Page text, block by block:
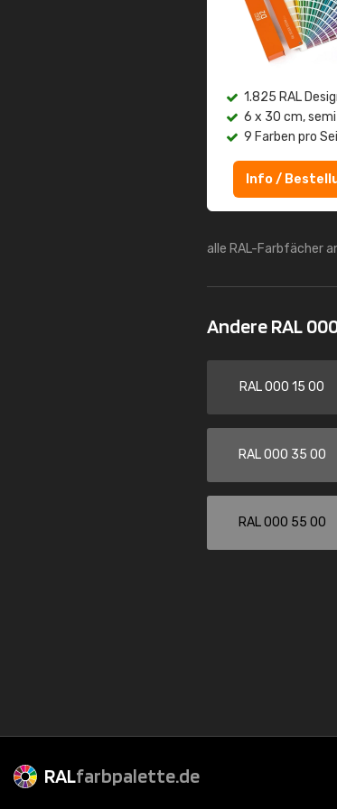
1.825 RAL
6 x 30 cm,
9 Farben pro
Info /
alle RAL-Farbfächer
Andere RAL
RAL 000 15 00
RAL 000 35 00
RAL 000 55 00
RALfarbpalette.de